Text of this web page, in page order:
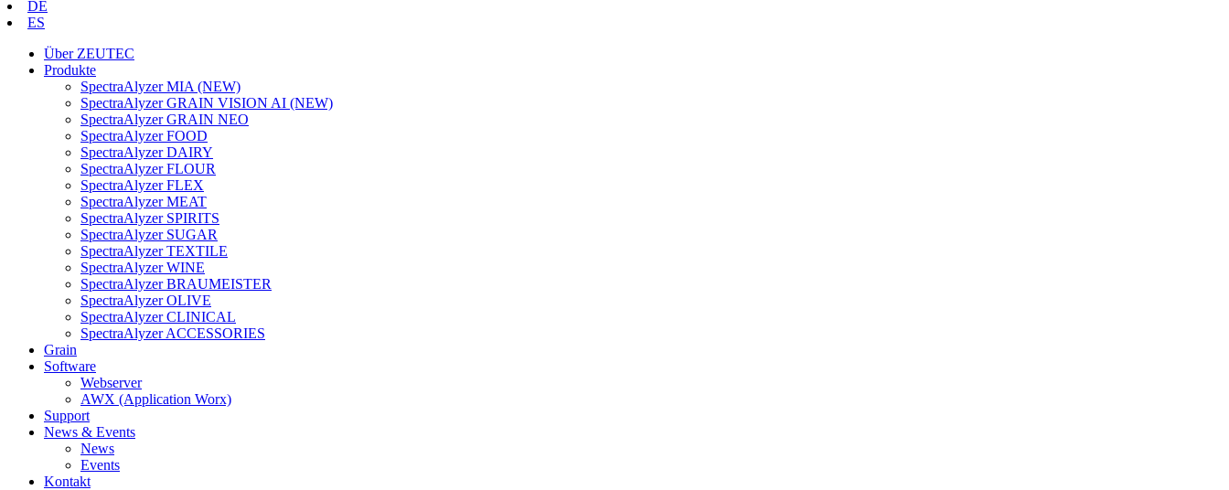
DE
ES
Über ZEUTEC
Produkte
SpectraAlyzer MIA (NEW)
SpectraAlyzer GRAIN VISION AI (NEW)
SpectraAlyzer GRAIN NEO
SpectraAlyzer FOOD
SpectraAlyzer DAIRY
SpectraAlyzer FLOUR
SpectraAlyzer FLEX
SpectraAlyzer MEAT
SpectraAlyzer SPIRITS
SpectraAlyzer SUGAR
SpectraAlyzer TEXTILE
SpectraAlyzer WINE
SpectraAlyzer BRAUMEISTER
SpectraAlyzer OLIVE
SpectraAlyzer CLINICAL
SpectraAlyzer ACCESSORIES
Grain
Software
Webserver
AWX (Application Worx)
Support
News & Events
News
Events
Kontakt